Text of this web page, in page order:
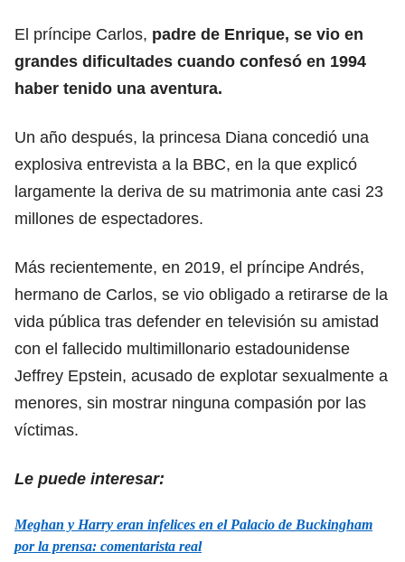
El príncipe Carlos, padre de Enrique, se vio en
grandes dificultades cuando confesó en 1994
haber tenido una aventura.
Un año después, la princesa Diana concedió una
explosiva entrevista a la BBC, en la que explicó
largamente la deriva de su matrimonia ante casi 23
millones de espectadores.
Más recientemente, en 2019, el príncipe Andrés,
hermano de Carlos, se vio obligado a retirarse de la
vida pública tras defender en televisión su amistad
con el fallecido multimillonario estadounidense
Jeffrey Epstein, acusado de explotar sexualmente a
menores, sin mostrar ninguna compasión por las
víctimas.
Le puede interesar:
Meghan y Harry eran infelices en el Palacio de Buckingham
por la prensa: comentarista real